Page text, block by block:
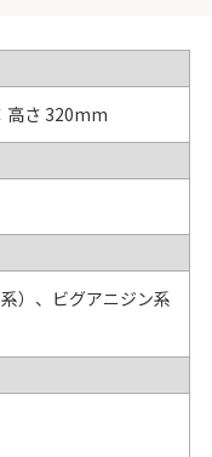
さ 320mm
）、ビグアニジン系